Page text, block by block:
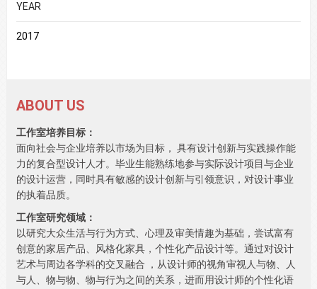
YEAR
2017
ABOUT US
工作室培养目标：
面向社会与企业培养以市场为目标， 具有设计创新与实践操作能
力的复合型设计人才。毕业生能熟练地参与实际设计项目与企业
的设计运营，同时具有敏感的设计创新与引领意识，对设计事业
的执着品质。
工作室研究领域：
以研究大众生活与行为方式、心理及审美情趣为基础，尝试富有
创意的家居产品、风格化家具，个性化产品设计等。通过对设计
艺术与周边各学科的交叉融合 ，从设计师的视角审视人与物、人
与人、物与物、物与行为之间的关系，进而用设计师的个性化语